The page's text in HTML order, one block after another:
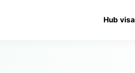
Hub visa